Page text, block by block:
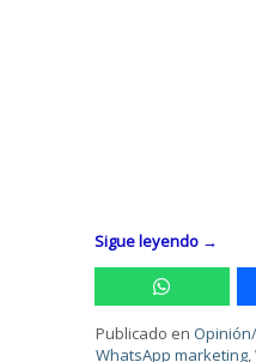
Sigue leyendo →
Publicado en
WhatsApp marketing,